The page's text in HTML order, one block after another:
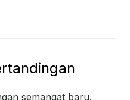
semangat baru.